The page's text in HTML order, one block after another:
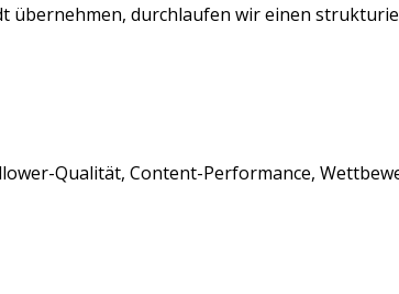
übernehmen, durchlaufen wir einen
Qualität, Content-Performance,